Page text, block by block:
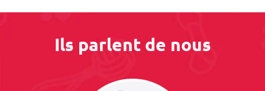
Ils parlent de nous